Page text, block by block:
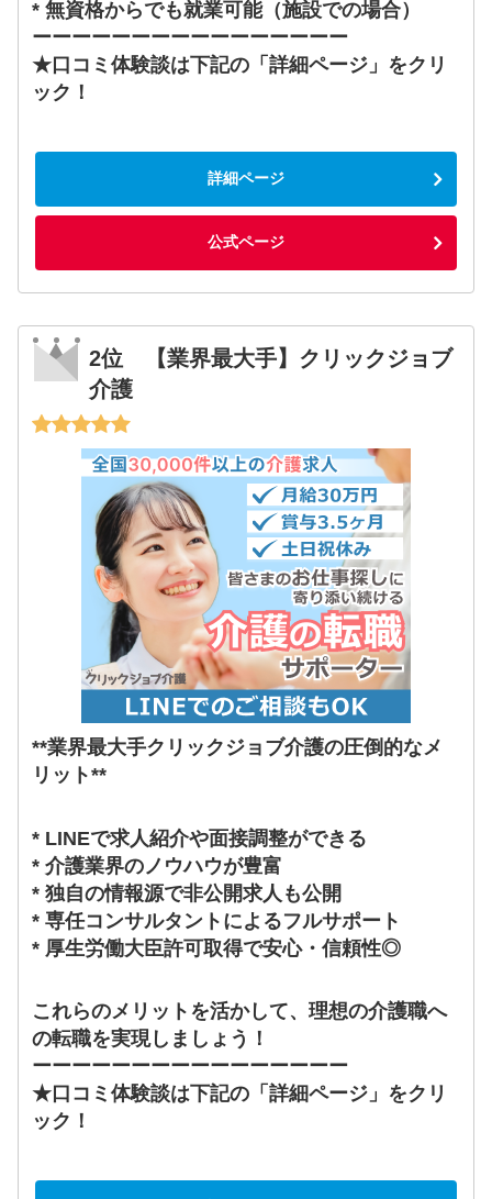
* 無資格からでも就業可能（施設での場合）
ーーーーーーーーーーーーーーーー
★口コミ体験談は下記の「詳細ページ」をクリ
ック！
詳細ページ
公式ページ
2位 【業界最大手】クリックジョブ
介護
**業界最大手クリックジョブ介護の圧倒的なメ
リット**
* LINEで求人紹介や面接調整ができる
* 介護業界のノウハウが豊富
* 独自の情報源で非公開求人も公開
* 専任コンサルタントによるフルサポート
* 厚生労働大臣許可取得で安心・信頼性◎
これらのメリットを活かして、理想の介護職へ
の転職を実現しましょう！
ーーーーーーーーーーーーーーーー
★口コミ体験談は下記の「詳細ページ」をクリ
ック！